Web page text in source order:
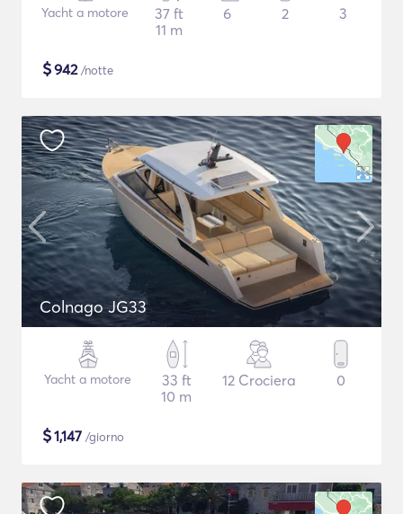
Yacht a motore
37 ft
11 m
6 2 3
$942/notte
Colnago JG33
Yacht a motore
33 ft
10 m
12 Crociera 0
$1,147 /giorno